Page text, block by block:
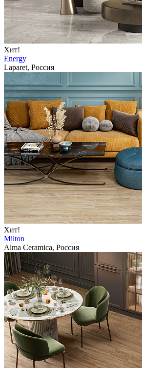
Хит!
Energy
Laparet, Россия
Хит!
Milton
Alma Ceramica, Россия